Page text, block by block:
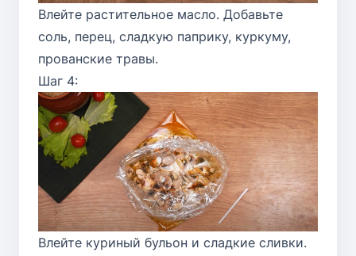
Влейте растительное масло. Добавьте
соль, перец, сладкую паприку, куркуму,
прованские травы.
Шаг 4:
Влейте куриный бульон и сладкие сливки.